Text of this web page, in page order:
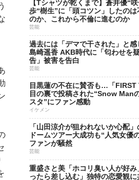
【Tシャツが乾くまで】蒼井優“
歩“樹生”に「頭コツン」したの
のか、これから不倫に進むのか
芸能
過去には「デマで干された」と
島崎遥香 AKB時代に「匂わせを
告」被害を告白
芸能
目黒蓮の不在に賛否も…「FIRST
目の裏で投稿された“Snow Man
スタ”にファン感動
イケメン
「山田涼介が狙われないか心配
ドームツアー大成功も“人気女優
ファンが騒然
芸能
重盛さと美「ホコリ臭い人が好
ったら差し込む」独特の恋愛観に